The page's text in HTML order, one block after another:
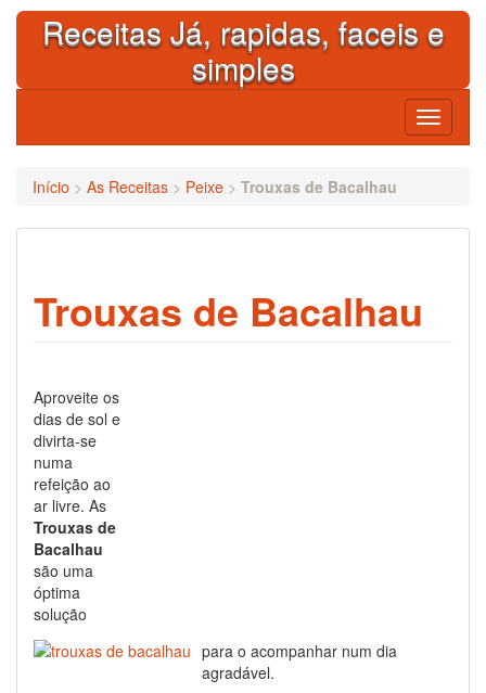
Skip
contentReceitas Já, rapidas, faceis e
simples
Toggle
Início > As Receitas > Peixe > Trouxas de Bacalhau
Trouxas de Bacalhau
Aproveite os
dias de sol e
divirta-se
numa
refeição ao
ar livre. As
Trouxas de
Bacalhau
são uma
óptima
solução
para o acompanhar num dia
agradável.